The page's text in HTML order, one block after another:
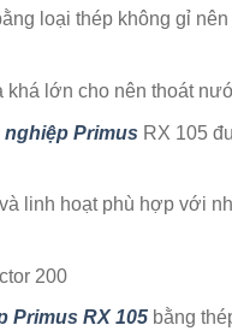
loại thép không gỉ
lớn cho nên thoát
Primus RX 105
linh hoạt phù hợp với
200
Primus RX 105 bằng